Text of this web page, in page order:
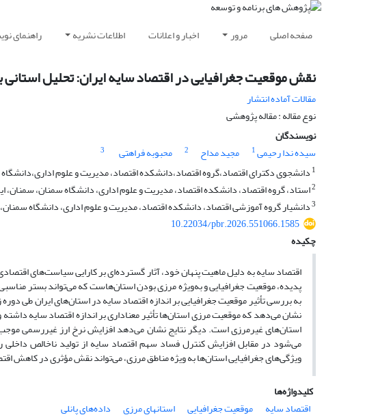
صفحه اصلی مرور اخبار و اعلانات اطلاعات نشریه راهنمای
نقش موقعیت جغرافیایی در اقتصاد سایه ایران: تحلیل استانی
مقالات آماده انتشار
نوع مقاله : مقاله پژوهشی
نویسندگان
سیده ندا رحیمی1 مجید مداح 2 محبوبه فراهتی
3
1 دانشجوی دکترای اقتصاد،گروه اقتصاد،دانشکده اقتصاد، مدیریت و علوم
2استاد، گروه اقتصاد، دانشکده اقتصاد، مدیریت و علوم اداری، دانشگاه سمنان، سمنان،
3دانشیار گروه آموزشی اقتصاد، دانشکده اقتصاد، مدیریت و علوم اداری، دانشگاه
10.22034/pbr.2026.551066.1585
چکیده
اقتصاد سایه به دلیل ماهیت پنهان خود، آثار گسترده‌ای بر کارایی سیاست‌های
پدیده، موقعیت جغرافیایی و به‌ویژه مرزی بودن استان‌هاست که می‌تواند بستر
نشان می‌دهد که موقعیت مرزی استان‌ها تأثیر معناداری بر اندازه اقتصاد سایه
استان‌های غیرمرزی است. دیگر نتایج نشان می‌دهد افزایش نرخ ارز غیررسمی موجب
می‌شود در مقابل افزایش کنترل فساد سهم اقتصاد سایه از تولید ناخالص
ویژگی‌های جغرافیایی استان‌ها به ویژه مناطق مرزی، می‌تواند نقش مؤثری در کاهش
کلیدواژه‌ها
اقتصاد سایه
موقعیت جغرافیایی استانهای مرزی
داده‌های پانلی